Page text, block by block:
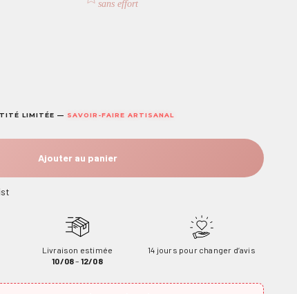
sans effort
LIMITÉE — SAVOIR-FAIRE ARTISANAL
Ajouter au panier
Livraison estimée
10/08– 12/08
14 jours pour changer d’avis